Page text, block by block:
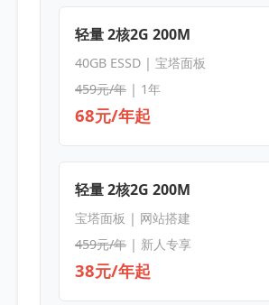
轻量 2核2G 200M
40GB ESSD | 宝塔面板
459元/年| 1年
68元/年起
轻量 2核2G 200M
宝塔面板 | 网站搭建
459元/年| 新人专享
38元/年起